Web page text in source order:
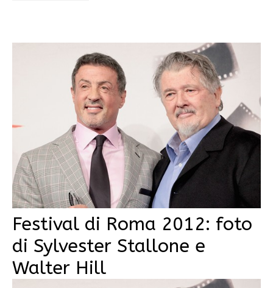
Festival di Roma 2012: foto
di Sylvester Stallone e
Walter Hill